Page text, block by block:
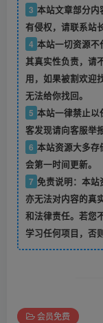
3 本站文章部分内
有侵权，请联系站
4 本站一切资源不
其真实性负责，请
用，如果被割欢迎
无法给你找回。
5 本站一律禁止以
客发现请向客服举报
6 本站资源大多存
会第一时间更新。
7 免责说明：本站
亦无法对内容的真
和法律责任。若您
学习任何项目，否
会员免费